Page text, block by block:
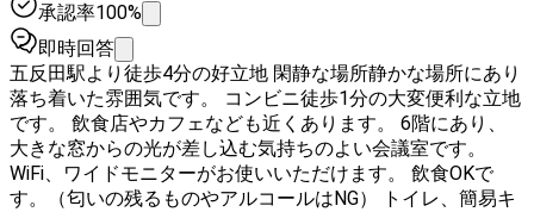
承認率100%
即時回答
五反田駅より徒歩4分の好立地 閑静な場所静かな場所にあり
落ち着いた雰囲気です。 コンビニ徒歩1分の大変便利な立地
です。 飲食店やカフェなども近くあります。 6階にあり、
大きな窓からの光が差し込む気持ちのよい会議室です。
WiFi、ワイドモニターがお使いいただけます。 飲食OKで
す。（匂いの残るものやアルコールはNG） トイレ、簡易キ